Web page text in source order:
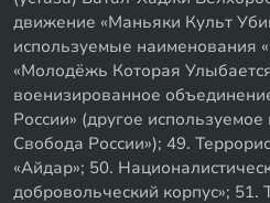
движение «Маньяки Культ
используемые наименования
«Молодёжь Которая
военизированное
России» (другое
Свобода России»); 49.
«Айдар»; 50.
добровольческий корпус»; 51.